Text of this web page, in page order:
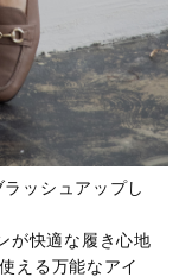
ッシュアップし
が快適な履き心地
える万能なアイ